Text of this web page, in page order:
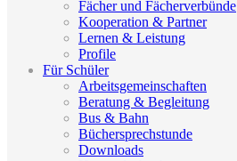
Fächer und Fächerverbünde
Kooperation & Partner
Lernen & Leistung
Profile
Für Schüler
Arbeitsgemeinschaften
Beratung & Begleitung
Bus & Bahn
Büchersprechstunde
Downloads